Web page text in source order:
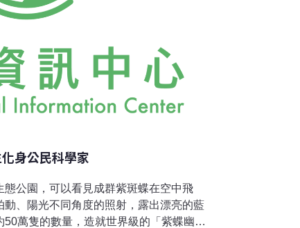
身公民科學家
公園，可以看見成群紫斑蝶在空中飛
、陽光不同角度的照射，露出漂亮的藍
萬隻的數量，造就世界級的「紫蝶幽